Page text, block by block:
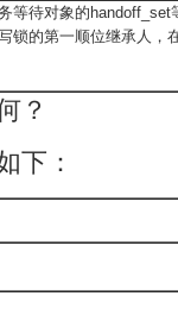
等待对象的handoff_set
锁的第一顺位继承人，
？
下：